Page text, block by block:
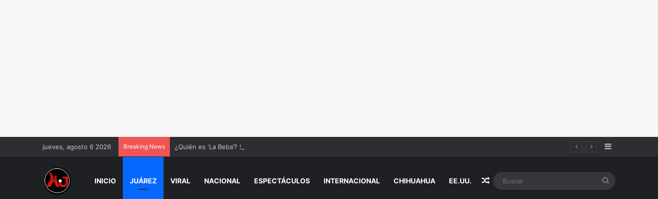
jueves, agosto 6 2026 Breaking News ¿Quién es ‘La Beba’? Su reacción en vivo tras la mu3rt3 de César Gastélum se viraliza Sidebar
INICIO JUÁREZ VIRAL NACIONAL ESPECTÁCULOS INTERNACIONAL CHIHUAHUA EE.UU. Random Article